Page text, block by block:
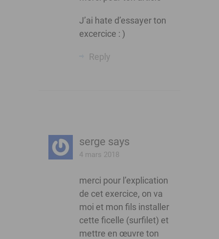
J’ai hate d’essayer ton
excercice : )
Reply
serge says
4 mars 2018
merci pour l’explication
de cet exercice, on va
moi et mon fils installer
cette ficelle (surfilet) et
mettre en œuvre ton